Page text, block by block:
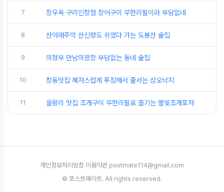
7 장우옥 구리인창점 장어구이 무한리필이라 부담없네
8 산아래주막 산신령도 쉬었다 가는 도봉산 술집
9 의정부 만남의광장 부담없는 동네 술집
10 창동맛집 혜자스럽게 푸짐해서 줄서는 삼오낙지
11 을왕리 맛집 조개구이 무한리필로 즐기는 별빛조개포차
개인정보처리방침 ·이용약관·postmate114@gmail.com
© 포스트메이트. All rights reserved.